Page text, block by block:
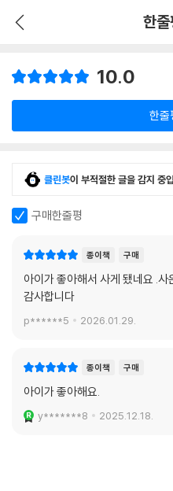
한
10.0
한줄
클린봇이 부적절한 글을 감지 중
구매한줄평
종이책 구매
아이가 좋아해서 사게 됐네요 .
감사합니다
p******5 2026.01.29.
종이책 구매
아이가 좋아해요.
y*******8 2025.12.18.